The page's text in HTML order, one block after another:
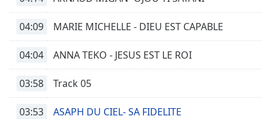
04:09 MARIE MICHELLE - DIEU EST CAPABLE
04:04 ANNA TEKO - JESUS EST LE ROI
03:58 Track 05
03:53 ASAPH DU CIEL- SA FIDELITE